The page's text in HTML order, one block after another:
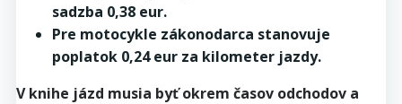
sadzba 0,38 eur.
Pre motocykle zákonodarca stanovuje
poplatok 0,24 eur za kilometer jazdy.
V knihe jázd musia byť okrem časov odchodov a